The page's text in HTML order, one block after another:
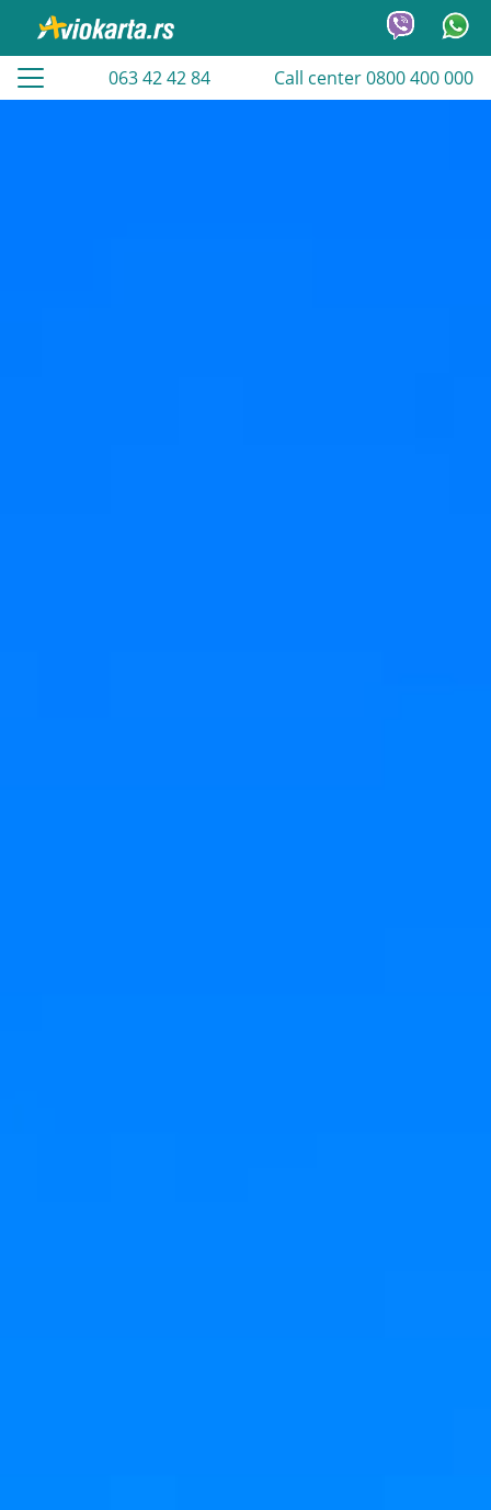
063 42 42 84 Call center 0800 400 000